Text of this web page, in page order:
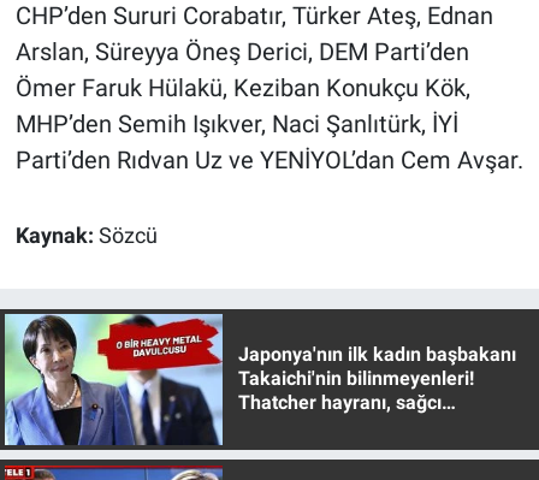
CHP’den Sururi Corabatır, Türker Ateş, Ednan
Arslan, Süreyya Öneş Derici, DEM Parti’den
Ömer Faruk Hülakü, Keziban Konukçu Kök,
MHP’den Semih Işıkver, Naci Şanlıtürk, İYİ
Parti’den Rıdvan Uz ve YENİYOL’dan Cem Avşar.
Kaynak: Sözcü
Japonya'nın ilk kadın başbakanı
Takaichi'nin bilinmeyenleri!
Thatcher hayranı, sağcı
Canlı Yayın